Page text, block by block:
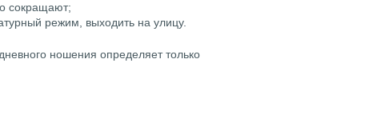
сокращают;
режим, выходить на улицу.
ношения определяет только